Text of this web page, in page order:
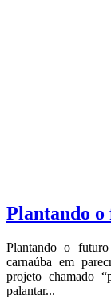
Plantando
Plantando o
carnaúba em
projeto chamado
palantar...